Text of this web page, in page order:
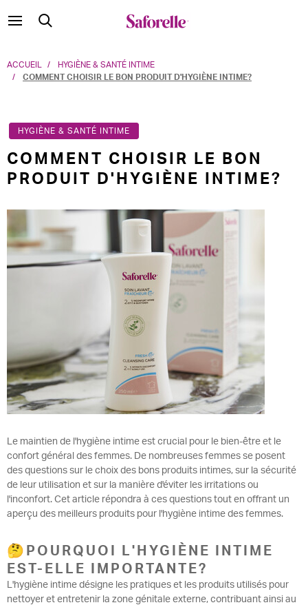
ACCUEIL
HYGIÈNE & SANTÉ INTIME
COMMENT CHOISIR LE BON PRODUIT D'HYGIÈNE INTIME?
HYGIÈNE & SANTÉ INTIME
COMMENT CHOISIR LE BON
PRODUIT D'HYGIÈNE INTIME?
Le maintien de l'hygiène intime est crucial pour le bien-être et le
confort général des femmes. De nombreuses femmes se posent
des questions sur le choix des bons produits intimes, sur la sécurité
de leur utilisation et sur la manière d'éviter les irritations ou
l'inconfort. Cet article répondra à ces questions tout en offrant un
aperçu des meilleurs produits pour l'hygiène intime des femmes.
🤔POURQUOI L'HYGIÈNE INTIME
EST-ELLE IMPORTANTE?
L'hygiène intime désigne les pratiques et les produits utilisés pour
nettoyer et entretenir la zone génitale externe, contribuant ainsi au